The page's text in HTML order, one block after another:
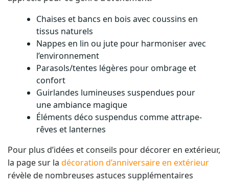
Chaises et bancs en bois avec coussins en
tissus naturels
Nappes en lin ou jute pour harmoniser avec
l’environnement
Parasols/tentes légères pour ombrage et
confort
Guirlandes lumineuses suspendues pour
une ambiance magique
Éléments déco suspendus comme attrape-
rêves et lanternes
Pour plus d’idées et conseils pour décorer en extérieur,
la page sur ladécoration d’anniversaire en extérieur
révèle de nombreuses astuces supplémentaires
parfaitement compatibles avec une fête champêtre.